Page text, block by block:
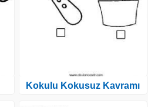
Kokulu Kokusuz Kavramı